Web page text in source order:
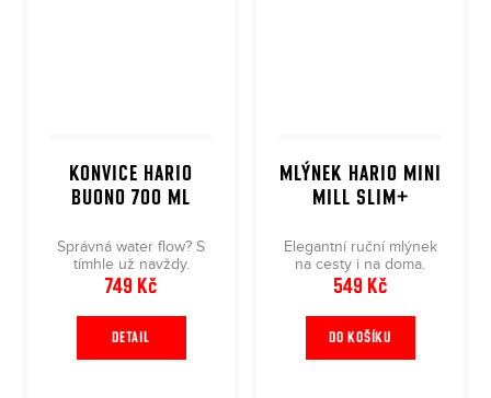
KONVICE HARIO
BUONO 700 ML
Správná water flow? S
tímhle už navždy.
749 Kč
DETAIL
MLÝNEK HARIO MINI
MILL SLIM+
Elegantní ruční mlýnek
na cesty i na doma.
549 Kč
DO KOŠÍKU